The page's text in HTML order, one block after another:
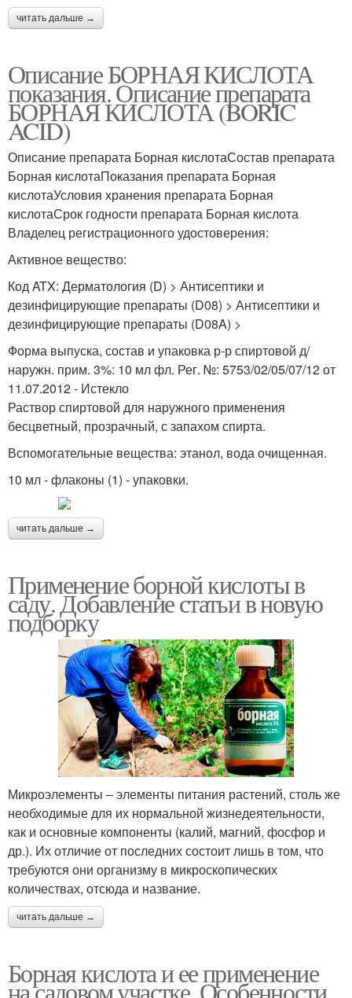
читать дальше →
Описание БОРНАЯ КИСЛОТА
показания. Описание препарата
БОРНАЯ КИСЛОТА (BORIC
ACID)
Описание препарата Борная кислотаСостав препарата
Борная кислотаПоказания препарата Борная
кислотаУсловия хранения препарата Борная
кислотаСрок годности препарата Борная кислота
Владелец регистрационного удостоверения:
Активное вещество:
Код ATX: Дерматология (D) > Антисептики и
дезинфицирующие препараты (D08) > Антисептики и
дезинфицирующие препараты (D08A) >
Форма выпуска, состав и упаковка р-р спиртовой д/
наружн. прим. 3%: 10 мл фл. Рег. №: 5753/02/05/07/12 от
11.07.2012 - Истекло
Раствор спиртовой для наружного применения
бесцветный, прозрачный, с запахом спирта.
Вспомогательные вещества: этанол, вода очищенная.
10 мл - флаконы (1) - упаковки.
читать дальше →
Применение борной кислоты в
саду. Добавление статьи в новую
подборку
Микроэлементы – элементы питания растений, столь же
необходимые для их нормальной жизнедеятельности,
как и основные компоненты (калий, магний, фосфор и
др.). Их отличие от последних состоит лишь в том, что
требуются они организму в микроскопических
количествах, отсюда и название.
читать дальше →
Борная кислота и ее применение
на садовом участке. Особенности